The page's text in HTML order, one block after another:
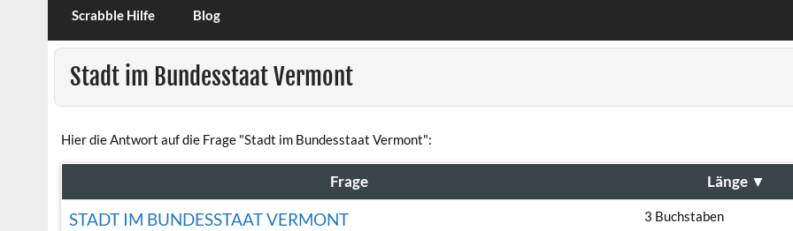
Scrabble Hilfe Blog
Stadt im Bundesstaat Vermont
Hier die Antwort auf die Frage "Stadt im Bundesstaat Vermont":
Frage Länge ▼
STADT IM BUNDESSTAAT VERMONT 3 Buchstaben